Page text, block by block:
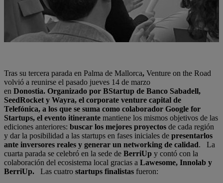
Tras su tercera parada en Palma de Mallorca, Venture on the Road
volvió a reunirse el pasado jueves 14 de marzo
en Donostia. Organizado por BStartup de Banco Sabadell,
SeedRocket y Wayra, el corporate venture capital de
Telefónica, a los que se suma como colaborador Google for
Startups, el evento itinerante mantiene los mismos objetivos de las
ediciones anteriores: buscar los mejores proyectos de cada región
y dar la posibilidad a las startups en fases iniciales de presentarlos
ante inversores reales y generar un networking de calidad. La
cuarta parada se celebró en la sede de BerriUp y contó con la
colaboración del ecosistema local gracias a Lawesome, Innolab y
BerriUp. Las cuatro startups finalistas fueron: